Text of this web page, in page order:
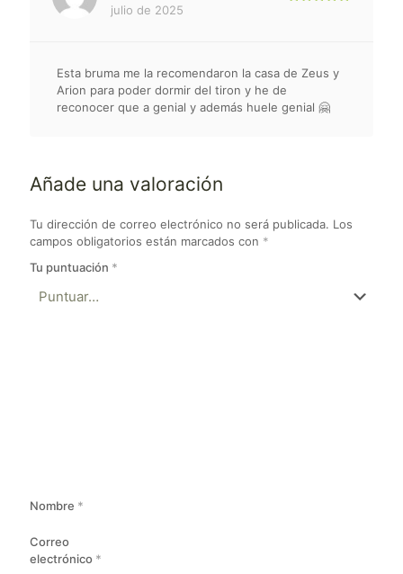
julio de 2025
Esta bruma me la recomendaron la casa de Zeus y
Arion para poder dormir del tiron y he de
reconocer que a genial y además huele genial 🤗
Añade una valoración
Tu dirección de correo electrónico no será publicada. Los
campos obligatorios están marcados con *
Tu puntuación *
Nombre *
Correo
electrónico *